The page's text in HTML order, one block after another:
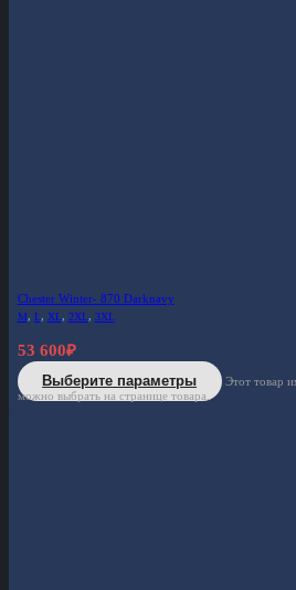
Chester Winter- 870 Darknavy
M, L, XL, 2XL, 3XL
53 600₽
Выберите параметры
Этот товар
можно выбрать на странице товара.